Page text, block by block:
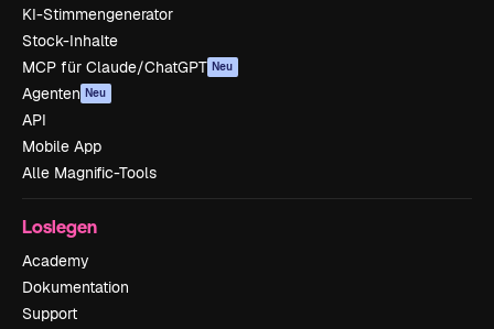
KI-Stimmengenerator
Stock-Inhalte
MCP für Claude/ChatGPT Neu
Agenten Neu
API
Mobile App
Alle Magnific-Tools
Loslegen
Academy
Dokumentation
Support